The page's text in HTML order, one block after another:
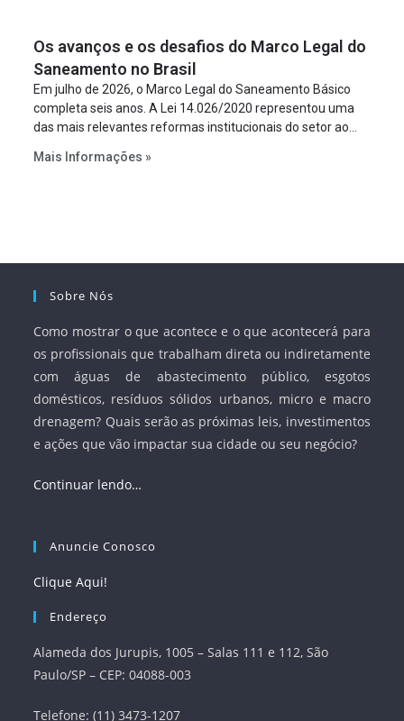
projeto a projeto.
Os avanços e os desafios do Marco Legal do
Saneamento no Brasil
Em julho de 2026, o Marco Legal do Saneamento Básico
completa seis anos. A Lei 14.026/2020 representou uma
das mais relevantes reformas institucionais do setor ao
serviços, ampliar a participação da iniciativa privada,
Mais Informações »
Sobre Nós
Como mostrar o que acontece e o que acontecerá para
os profissionais que trabalham direta ou indiretamente
com águas de abastecimento público, esgotos
domésticos, resíduos sólidos urbanos, micro e macro
drenagem? Quais serão as próximas leis, investimentos
e ações que vão impactar sua cidade ou seu negócio?
Continuar lendo…
Anuncie Conosco
Clique Aqui!
Endereço
Alameda dos Jurupis, 1005 – Salas 111 e 112, São
Paulo/SP – CEP: 04088-003
Telefone: (11) 3473-1207